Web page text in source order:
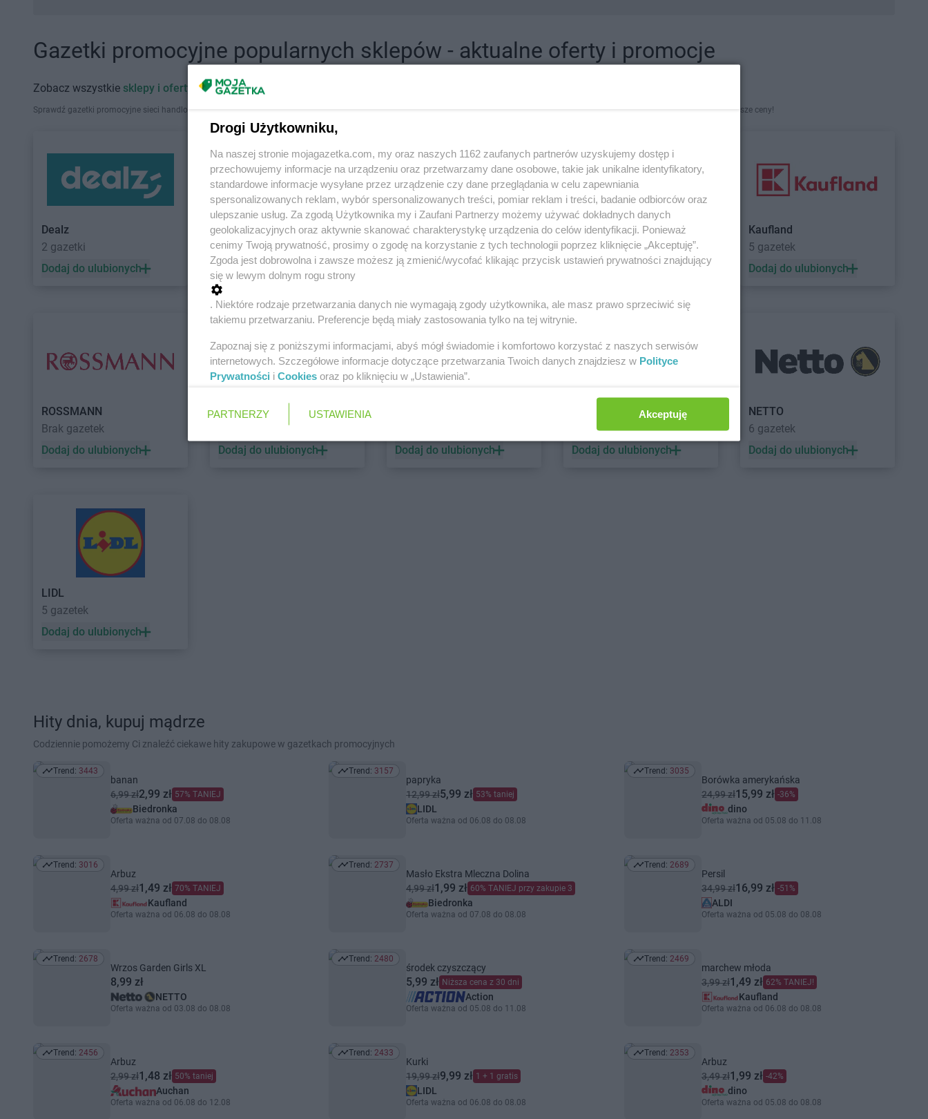
Gazetki promocyjne popularnych sklepów - aktualne oferty i promocje
Zobacz wszystkie sklepy i oferty promocyjne
Sprawdź gazetki promocyjne sieci handlowych, które działają w Polsce. Znajdziesz tutaj sklepy należące do lokalnych sieci oraz duże, znane super- i hipermarkety. Najlepsze promocje i najniższe ceny!
Dealz
2 gazetki
Dodaj do ulubionych
POLOmarket
11 gazetek
Dodaj do ulubionych
PEPCO
1 gazetka
Dodaj do ulubionych
dino
2 gazetki
Dodaj do ulubionych
Kaufland
5 gazetek
Dodaj do ulubionych
ROSSMANN
Brak gazetek
Dodaj do ulubionych
Auchan
Dodaj do ulubionych
Dodaj do ulubionych
12 gazetek
Dodaj do ulubionych
NETTO
6 gazetek
Dodaj do ulubionych
LIDL
5 gazetek
Dodaj do ulubionych
Hity dnia, kupuj mądrze
Codziennie pomożemy Ci znaleźć ciekawe hity zakupowe w gazetkach promocyjnych
Trend: 3443
Trend: 3443
banan
6,99 zł2,99 zł 57% TANIEJ
Biedronka
Oferta ważna od 07.08 do 08.08
Trend: 3157
Trend: 3157
papryka
12,99 zł5,99 zł 53% taniej
LIDL
Oferta ważna od 06.08 do 08.08
Trend: 3035
Trend: 3035
Borówka amerykańska
24,99 zł15,99 zł -36%
dino
Oferta ważna od 05.08 do 11.08
Trend: 3016
Trend: 3016
Arbuz
4,99 zł1,49 zł 70% TANIEJ
Kaufland
Oferta ważna od 06.08 do 08.08
Trend: 2737
Trend: 2737
Masło Ekstra Mleczna Dolina
4,99 zł1,99 zł 60% TANIEJ przy zakupie 3
Biedronka
Oferta ważna od 07.08 do 08.08
Trend: 2689
Trend: 2689
Persil
34,99 zł16,99 zł -51%
ALDI
Oferta ważna od 05.08 do 08.08
Trend: 2678
Trend: 2678
Wrzos Garden Girls XL
8,99 zł
NETTO
Oferta ważna od 03.08 do 08.08
Trend: 2480
Trend: 2480
środek czyszczący
5,99 zł Niższa cena z 30 dni
Action
Oferta ważna od 05.08 do 11.08
Trend: 2469
Trend: 2469
marchew młoda
3,99 zł1,49 zł 62% TANIEJ!
Kaufland
Oferta ważna od 06.08 do 08.08
Trend: 2456
Trend: 2456
Arbuz
2,99 zł1,48 zł 50% taniej
Auchan
Oferta ważna od 06.08 do 12.08
Trend: 2433
Trend: 2433
Kurki
19,99 zł9,99 zł 1 + 1 gratis
LIDL
Oferta ważna od 06.08 do 08.08
Trend: 2353
Trend: 2353
Arbuz
3,49 zł1,99 zł -42%
dino
Oferta ważna od 05.08 do 08.08
Drogi Użytkowniku,
Na naszej stronie mojagazetka.com, my oraz naszych 1162 zaufanych partnerów uzyskujemy dostęp i
przechowujemy informacje na urządzeniu oraz przetwarzamy dane osobowe, takie jak unikalne identyfikatory,
standardowe informacje wysyłane przez urządzenie czy dane przeglądania w celu zapewniania
spersonalizowanych reklam, wybór spersonalizowanych treści, pomiar reklam i treści, badanie odbiorców oraz
ulepszanie usług. Za zgodą Użytkownika my i Zaufani Partnerzy możemy używać dokładnych danych
geolokalizacyjnych oraz aktywnie skanować charakterystykę urządzenia do celów identyfikacji. Ponieważ
cenimy Twoją prywatność, prosimy o zgodę na korzystanie z tych technologii poprzez kliknięcie „Akceptuję”.
Zgoda jest dobrowolna i zawsze możesz ją zmienić/wycofać klikając przycisk ustawień prywatności znajdujący
się w lewym dolnym rogu strony
. Niektóre rodzaje przetwarzania danych nie wymagają zgody użytkownika, ale masz prawo sprzeciwić się
takiemu przetwarzaniu. Preferencje będą miały zastosowania tylko na tej witrynie.
Zapoznaj się z poniższymi informacjami, abyś mógł świadomie i komfortowo korzystać z naszych serwisów
internetowych. Szczegółowe informacje dotyczące przetwarzania Twoich danych znajdziesz w Polityce
Prywatności i Cookies oraz po kliknięciu w „Ustawienia”.
PARTNERZY USTAWIENIA Akceptuję